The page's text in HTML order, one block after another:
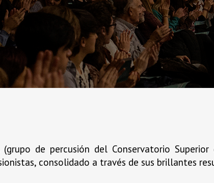
de percusión del Conservatorio
consolidado a través de sus brillantes